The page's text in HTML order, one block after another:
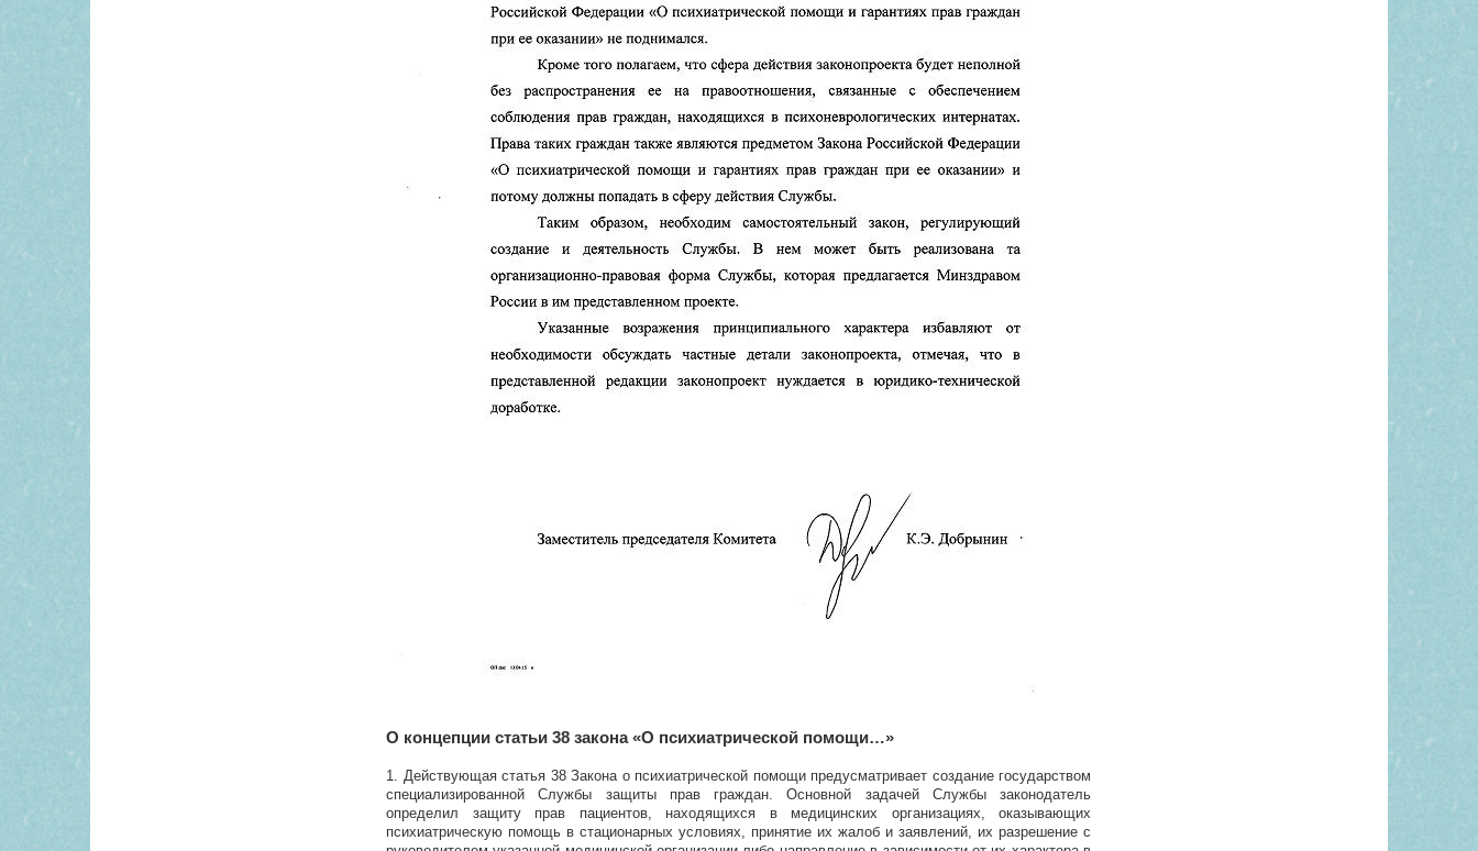
О концепции статьи 38 закона «О психиатрической помощи…»
1. Действующая статья 38 Закона о психиатрической помощи предусматривает создание государством
специализированной Службы защиты прав граждан. Основной задачей Службы законодатель
определил защиту прав пациентов, находящихся в медицинских организациях, оказывающих
психиатрическую помощь в стационарных условиях, принятие их жалоб и заявлений, их разрешение с